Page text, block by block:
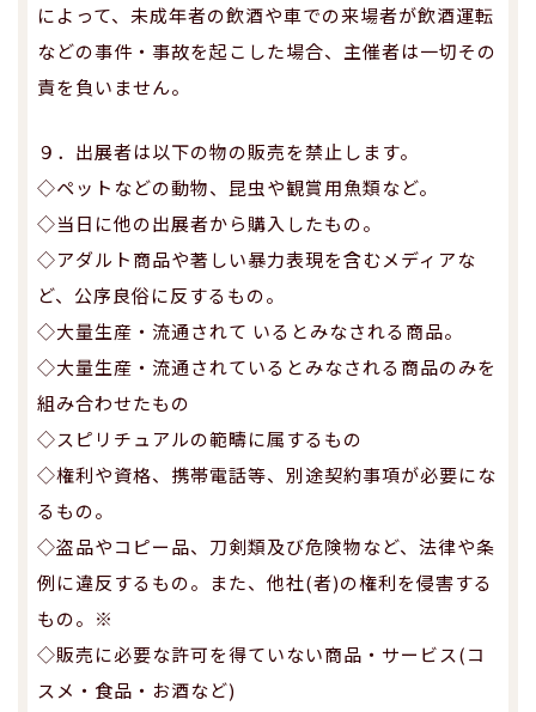
によって、未成年者の飲酒や車での来場者が飲酒運転
などの事件・事故を起こした場合、主催者は一切その
責を負いません。
９．出展者は以下の物の販売を禁止します。
◇ペットなどの動物、昆虫や観賞用魚類など。
◇当日に他の出展者から購入したもの。
◇アダルト商品や著しい暴力表現を含むメディアな
ど、公序良俗に反するもの。
◇大量生産・流通されて いるとみなされる商品。
◇大量生産・流通されているとみなされる商品のみを
組み合わせたもの
◇スピリチュアルの範疇に属するもの
◇権利や資格、携帯電話等、別途契約事項が必要にな
るもの。
◇盗品やコピー品、刀剣類及び危険物など、法律や条
例に違反するもの。また、他社(者)の権利を侵害する
もの。※
◇販売に必要な許可を得ていない商品・サービス(コ
スメ・食品・お酒など)